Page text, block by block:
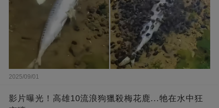
2025/09/01
影片曝光！高雄10流浪狗獵殺梅花鹿...牠在水中狂